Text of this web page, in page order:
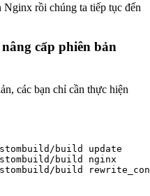
Nginx rồi chúng ta tiếp tục đến
cấp phiên bản
các bạn chỉ cần thực hiện
build update
build nginx
build